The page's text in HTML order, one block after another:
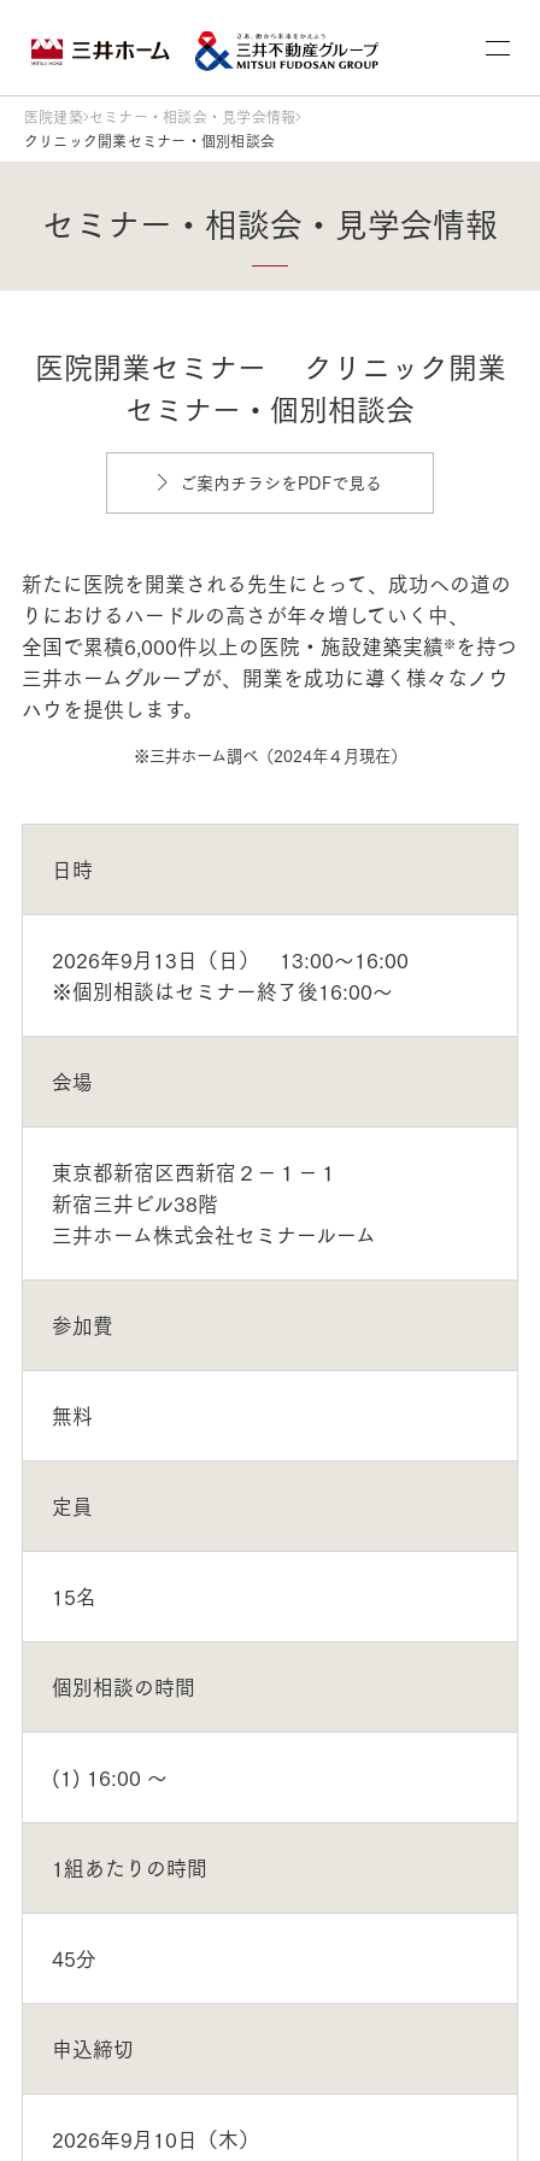
医院建築 セミナー・相談会・見学会情報
クリニック開業セミナー・個別相談会
セミナー・相談会・見学会情報
医院開業セミナー クリニック開業
セミナー・個別相談会
ご案内チラシをPDFで見る
新たに医院を開業される先生にとって、成功への道の
りにおけるハードルの高さが年々増していく中、
全国で累積6,000件以上の医院・施設建築実績※を持つ
三井ホームグループが、開業を成功に導く様々なノウ
ハウを提供します。
※三井ホーム調べ（2024年４月現在）
日時
2026年9月13日（日） 13:00～16:00
※個別相談はセミナー終了後16:00～
会場
東京都新宿区西新宿２－１－１
新宿三井ビル38階
三井ホーム株式会社セミナールーム
参加費
無料
定員
15名
個別相談の時間
(1) 16:00 ～
1組あたりの時間
45分
申込締切
2026年9月10日（木）